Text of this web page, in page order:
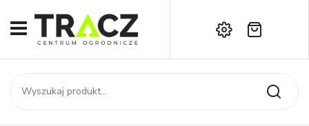
START
SKLEP
Brak produktów w koszyku.